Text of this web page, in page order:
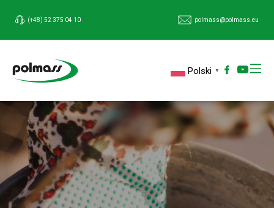
(+48) 52 375 04 10 polmass@polmass.eu
Polski ▼